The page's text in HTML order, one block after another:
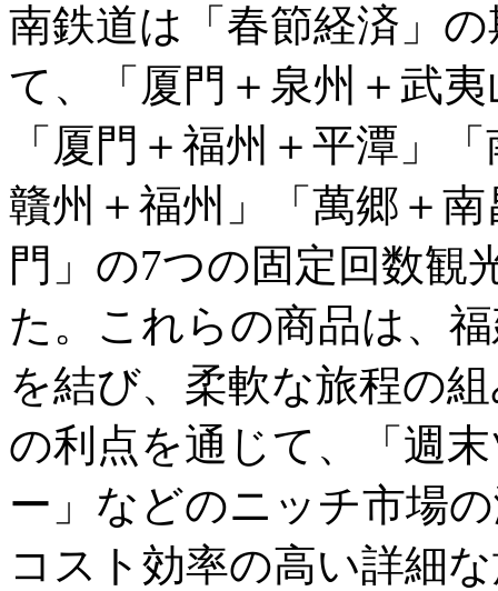
南鉄道は「春節経済」
て、「厦門＋泉州＋武
「厦門＋福州＋平潭」
贛州＋福州」「萬郷＋
門」の7つの固定回数観
た。これらの商品は、
を結び、柔軟な旅程の
の利点を通じて、「週
ー」などのニッチ市場
コスト効率の高い詳細